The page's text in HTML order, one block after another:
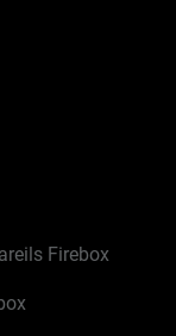
Firebox